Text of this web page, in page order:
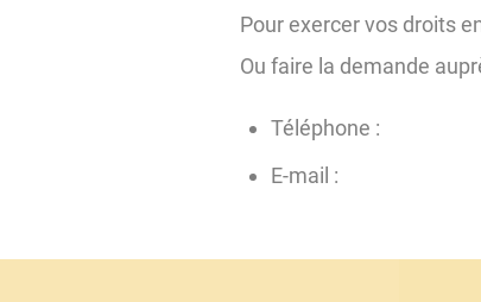
Pour exercer vos droits
Ou faire la demande
Téléphone :
E-mail :